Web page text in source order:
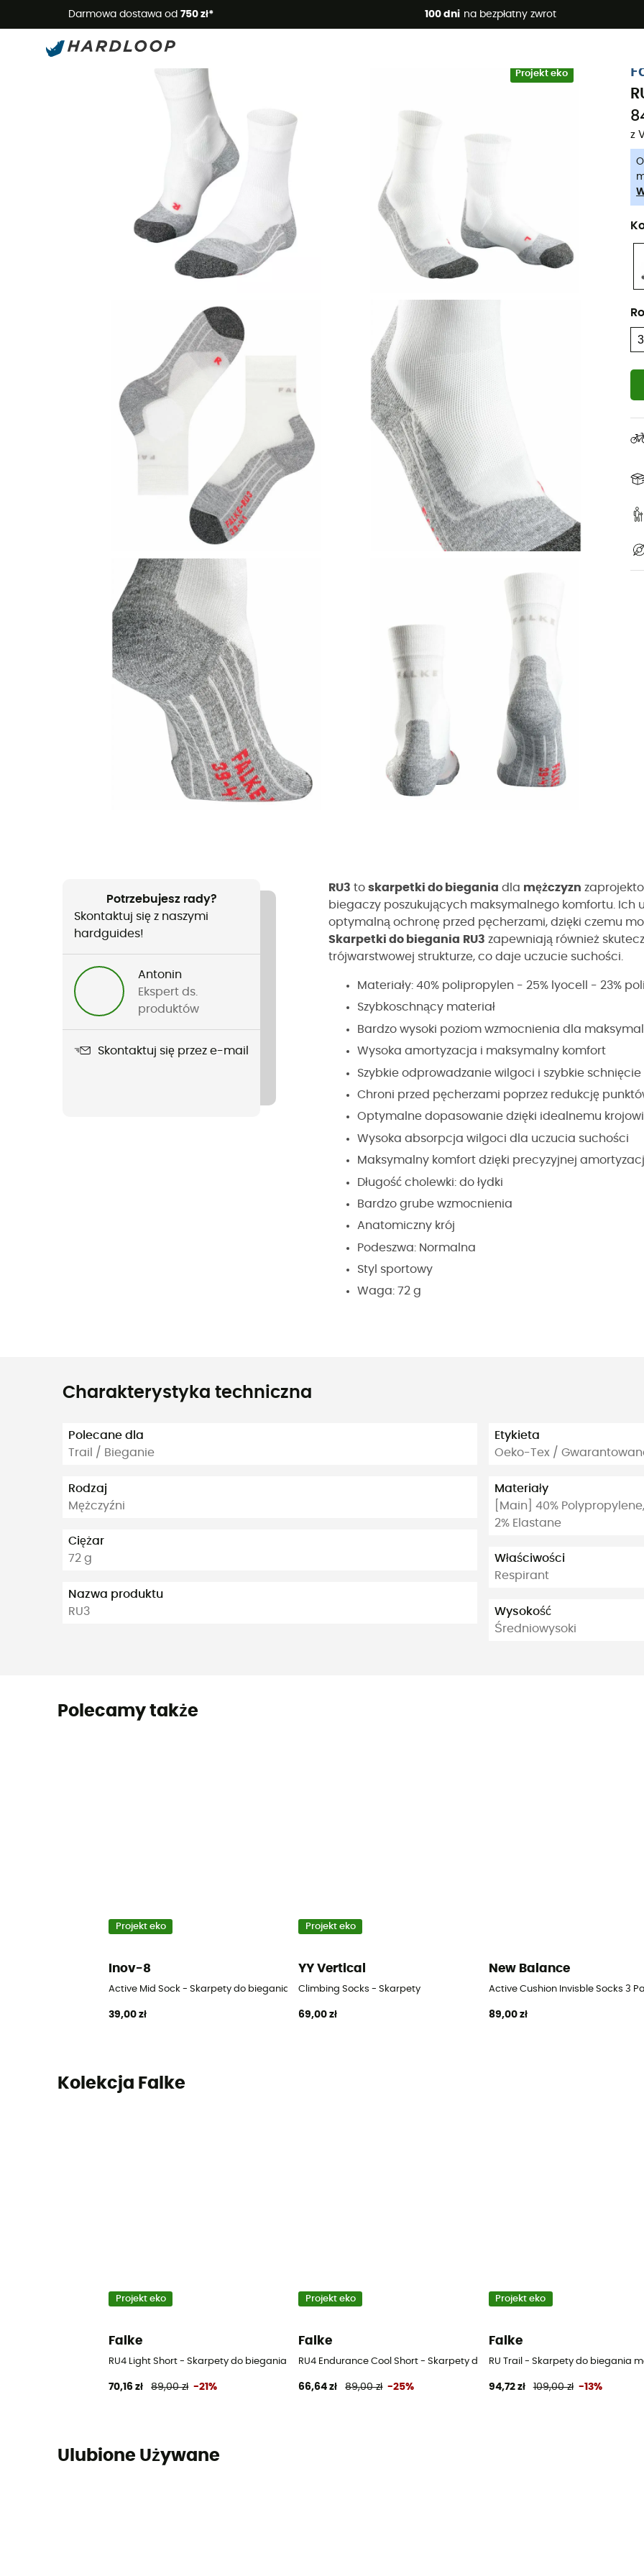
Darmowa dostawa od 750 zł* 100 dni na bezpłatny zwrot
Letnie promocje 🔥 -5% DODATKOWO przy zakupie 2 produktów*, kod
Projekt eko
z
Potrzebujesz rady?
Skontaktuj się z naszymi
hardguides!
Antonin
Ekspert ds.
produktów
Skontaktuj się przez e-mail
RU3 to skarpetki do biegania dla mężczyzn
biegaczy poszukujących maksymalnego komfortu. Ich
optymalną ochronę przed pęcherzami, dzięki czemu
Skarpetki do biegania RU3 zapewniają również
trójwarstwowej strukturze, co daje uczucie suchości.
Materiały: 40% polipropylen - 25% lyocell - 23%
Szybkoschnący materiał
Bardzo wysoki poziom wzmocnienia dla
Wysoka amortyzacja i maksymalny komfort
Szybkie odprowadzanie wilgoci i szybkie
Chroni przed pęcherzami poprzez redukcję
Optymalne dopasowanie dzięki idealnemu
Wysoka absorpcja wilgoci dla uczucia suchości
Maksymalny komfort dzięki precyzyjnej
Długość cholewki: do łydki
Bardzo grube wzmocnienia
Anatomiczny krój
Podeszwa: Normalna
Styl sportowy
Waga: 72 g
Charakterystyka techniczna
Polecane dla
Trail / Bieganie
Rodzaj
Mężczyźni
Ciężar
72 g
Nazwa produktu
RU3
Etykieta
Oeko-Tex /
Materiały
[Main] 40%
2% Elastane
Właściwości
Respirant
Wysokość
Średniowysoki
Polecamy także
Projekt eko
Inov-8
Active Mid Sock - Skarpety do biegania
39,00 zł
Projekt eko
YY Vertical
Climbing Socks - Skarpety
69,00 zł
New Balance
Active Cushion Invisble Socks 3
89,00 zł
Kolekcja Falke
Projekt eko
Falke
RU4 Light Short - Skarpety do biegania meskie
70,16 zł 89,00 zł -21%
Projekt eko
Falke
RU4 Endurance Cool Short - Skarpety do biegania meskie
66,64 zł 89,00 zł -25%
Projekt eko
Falke
RU Trail - Skarpety do biegania
94,72 zł 109,00 zł -13%
Ulubione Używane